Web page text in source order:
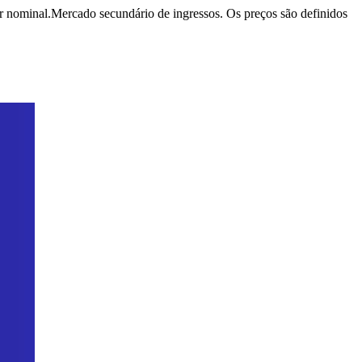
nominal.Mercado secundário de ingressos. Os preços são definidos